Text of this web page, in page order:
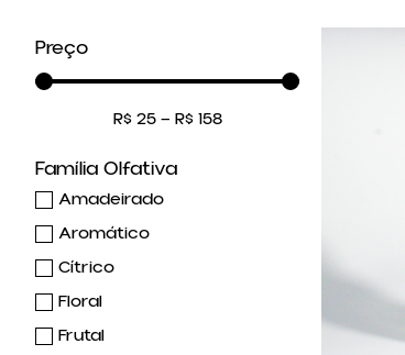
Preço
R$ 25 — R$ 158
Família Olfativa
Amadeirado
Aromático
Cítrico
Floral
Frutal